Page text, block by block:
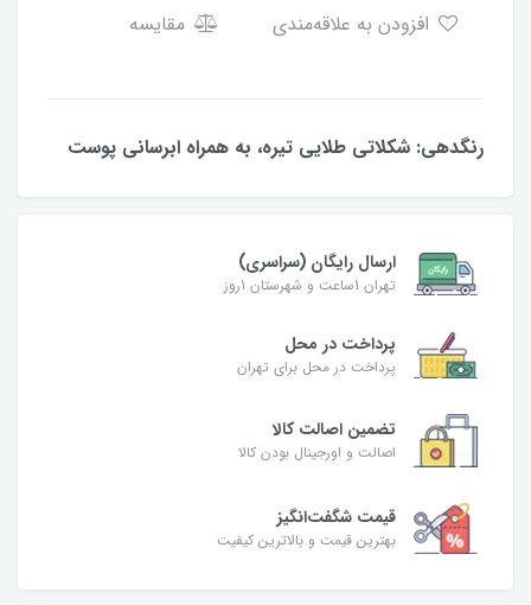
مقایسه
رنگدهی: شکلاتی طلایی تیره، به همراه ابرسانی پوست
ارسال رایگان (سراسری)
تهران 1ساعت و شهرستان 1روز
پرداخت در محل
پرداخت در محل برای تهران
تضمین اصالت کالا
اصالت و اورجینال بودن کالا
قیمت شگفت‌انگیز
بهترین قیمت و بالاترین کیفیت